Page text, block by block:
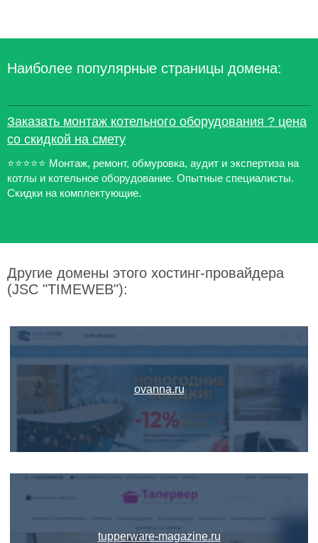
Наиболее популярные страницы домена:
Заказать монтаж котельного оборудования ? цена
со скидкой на смету
⭐⭐⭐⭐⭐ Монтаж, ремонт, обмуровка, аудит и экспертиза на
котлы и котельное оборудование. Опытные специалисты.
Скидки на комплектующие.
Другие домены этого хостинг-провайдера
(JSC "TIMEWEB"):
ovanna.ru
tupperware-magazine.ru